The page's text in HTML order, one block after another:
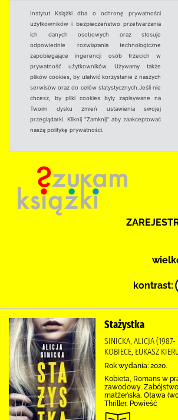
Instytut Książki dba o ochronę prywatności
użytkowników i bezpieczeństwo przetwarzania
ich danych osobowych oraz stosuje
odpowiednie rozwiązania technologiczne
zapobiegające ingerencji osób trzecich w
prywatność użytkowników. Używamy także
plików cookies, by ułatwić korzystanie z naszych
serwisów oraz do celów statystycznych.Jeśli nie
chcesz, by pliki cookies były zapisywane na
Twoim dysku zmień ustawienia swojej
przeglądarki. Kliknij "Zamknij" aby zaakceptować
naszą politykę prywatności.
kontrast:
Stażystka
SINICKA, ALICJA
KOBIECE, ŁUKASZ
Rok wydania: 2020.
Kobieta, Romans w
zawodowy,
małżeńska, Oława
Thriller, Powieść